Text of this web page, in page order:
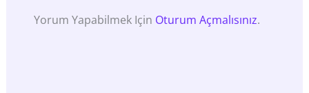
Yorum Yapabilmek Için Oturum Açmalısınız.